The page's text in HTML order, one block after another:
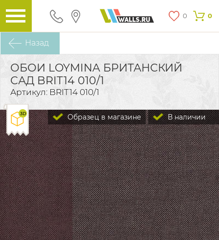
0 0
Назад
ОБОИ LOYMINA БРИТАНСКИЙ
САД BRIT14 010/1
Артикул: BRIT14 010/1
В наличии
Образец в магазине